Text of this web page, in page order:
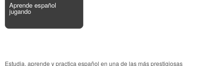
Aprende español
jugando
Estudia, aprende y practica español en una de las más prestigiosas